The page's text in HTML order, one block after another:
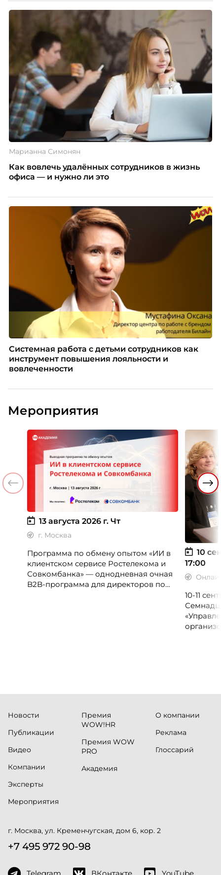
Марианна Симонян
Как вовлечь удалённых сотрудников в жизнь
офиса — и нужно ли это
Системная работа с детьми сотрудников как
инструмент повышения лояльности и
вовлеченности
Мероприятия
13 августа 2026 г. Чт
г. Москва
Программа по обмену опытом «ИИ в
клиентском сервисе Ростелекома и
Совкомбанка» — однодневная очная
B2B-программа для директоров по
10
17:00
10-11
Новости
Публикации
Видео
Компании
Эксперты
Мероприятия
Премия
WOW!HR
Премия WOW
PRO
Академия
О компании
Реклама
Глоссарий
г. Москва, ул. Кременчугская, дом 6, кор. 2
+7 495 972 90-98